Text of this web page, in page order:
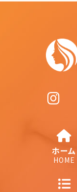
ホーム
HOME